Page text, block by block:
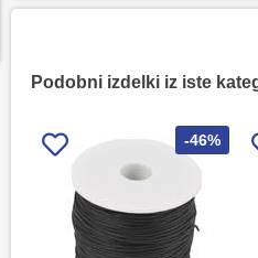
Podobni izdelki iz iste
-46%